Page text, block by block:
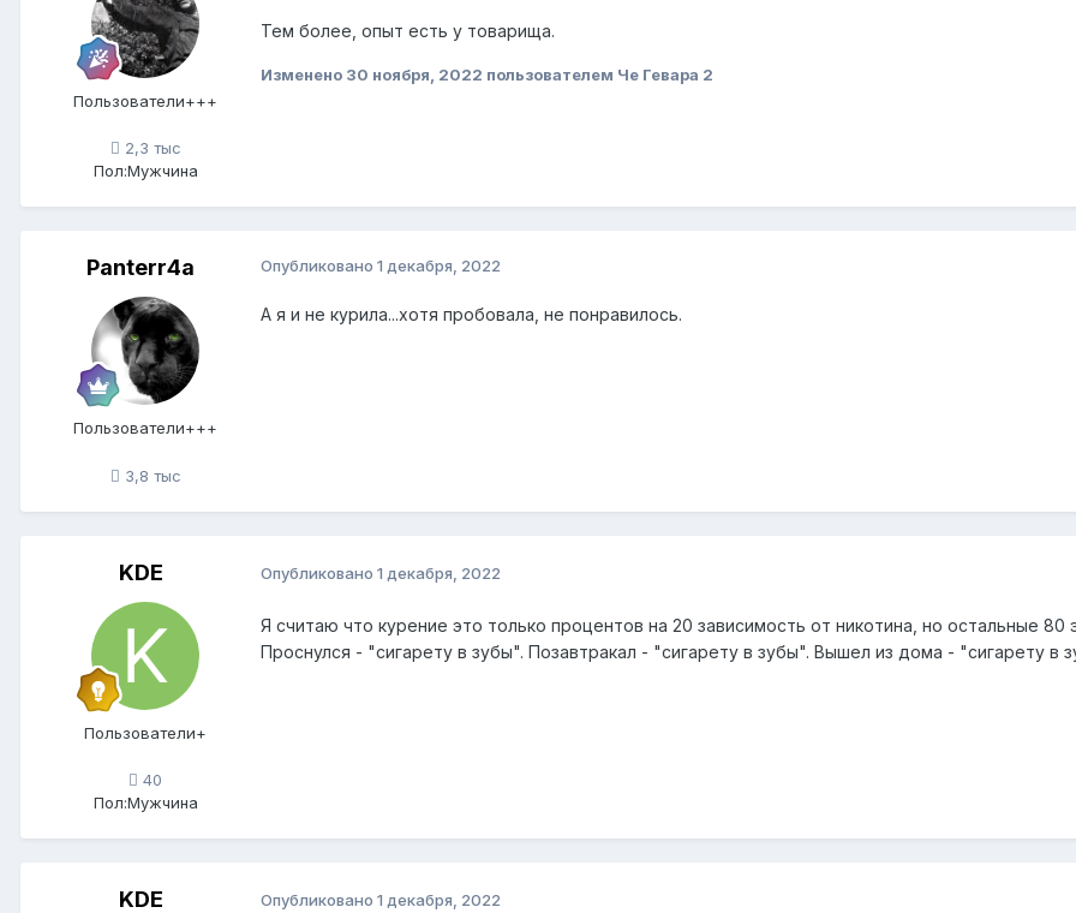
Пользователи+++
2,3 тыс
Пол:Мужчина
Тем более, опыт есть у товарища.
Изменено 30 ноября, 2022 пользователем Че Гевара 2
Panterr4a
Пользователи+++
3,8 тыс
Опубликовано 1 декабря, 2022
А я и не курила...хотя пробовала, не понравилось.
KDE
Пользователи+
40
Пол:Мужчина
Опубликовано 1 декабря, 2022
Я считаю что курение это только процентов на 20 зависимость от никотина, но остальные
Проснулся - "сигарету в зубы". Позавтракал - "сигарету в зубы". Вышел из дома - "сигарету
KDE Опубликовано 1 декабря, 2022